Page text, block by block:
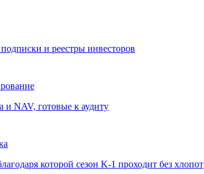
и реестры инвесторов
и NAV, готовые к аудиту
которой сезон K-1 проходит без хлопот